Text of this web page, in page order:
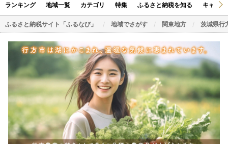
ランキング 地域一覧 カテゴリ 特集 ふるさと納税を知る キャン
ふるさと納税サイト「ふるなび」 地域でさがす 関東地方 茨城県行